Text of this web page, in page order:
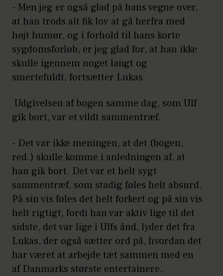
- Men jeg er også glad på hans vegne over,
at han trods alt fik lov at gå herfra med
højt humør, og i forhold til hans korte
sygdomsforløb, er jeg glad for, at han ikke
skulle igennem noget langt og
smertefuldt, fortsætter Lukas
Udgivelsen af bogen samme dag, som Ulf
gik bort, var et vildt sammentræf.
- Det var ikke meningen, at det (bogen,
red.) skulle komme i anledningen af, at
han gik bort. Det var et helt sygt
sammentræf, som stadig føles helt absurd.
På sin vis føles det helt forkert og på sin vis
helt rigtigt, fordi han var aktiv lige til det
sidste, det var lige i Ulfs ånd, lyder det fra
Lukas, der også sætter ord på, hvordan det
har været at arbejde tæt sammen med en
af Danmarks største entertainere.